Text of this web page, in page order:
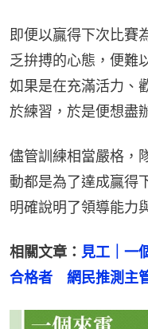
即便以贏得下次比賽
乏拚搏的心態，便難
如果是在充滿活力、
於練習，於是便想盡
儘管訓練相當嚴格，
動都是為了達成贏得
明確說明了領導能力
相關文章： 見工｜一
合格者　網民推測主